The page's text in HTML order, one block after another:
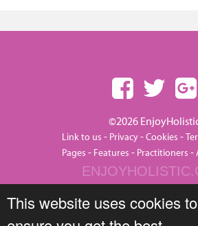
This website uses cookies to
©2026
Link to us - Privacy-Cookies -
Pages - Features - Practitioners -